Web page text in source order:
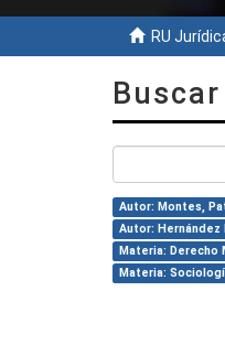
RU
Buscar
Autor: Montes,
Autor: Hernández
Materia: Derecho
Materia: